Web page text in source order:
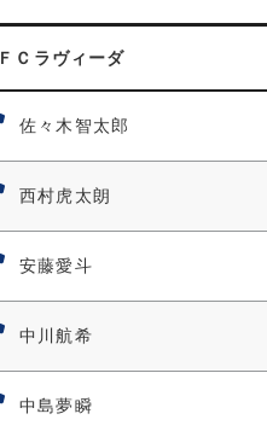
ＦＣラヴィーダ
佐々木智太郎
西村虎太朗
安藤愛斗
中川航希
中島夢瞬